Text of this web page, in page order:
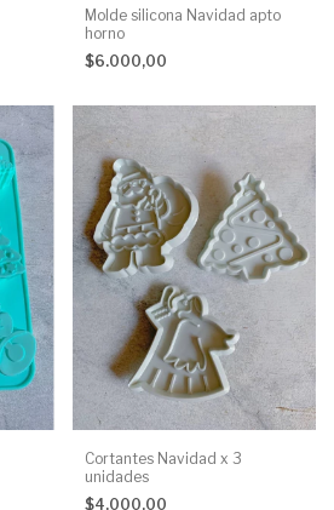
Molde silicona Navidad apto
horno
$6.000,00
Cortantes Navidad x 3
unidades
$4.000,00